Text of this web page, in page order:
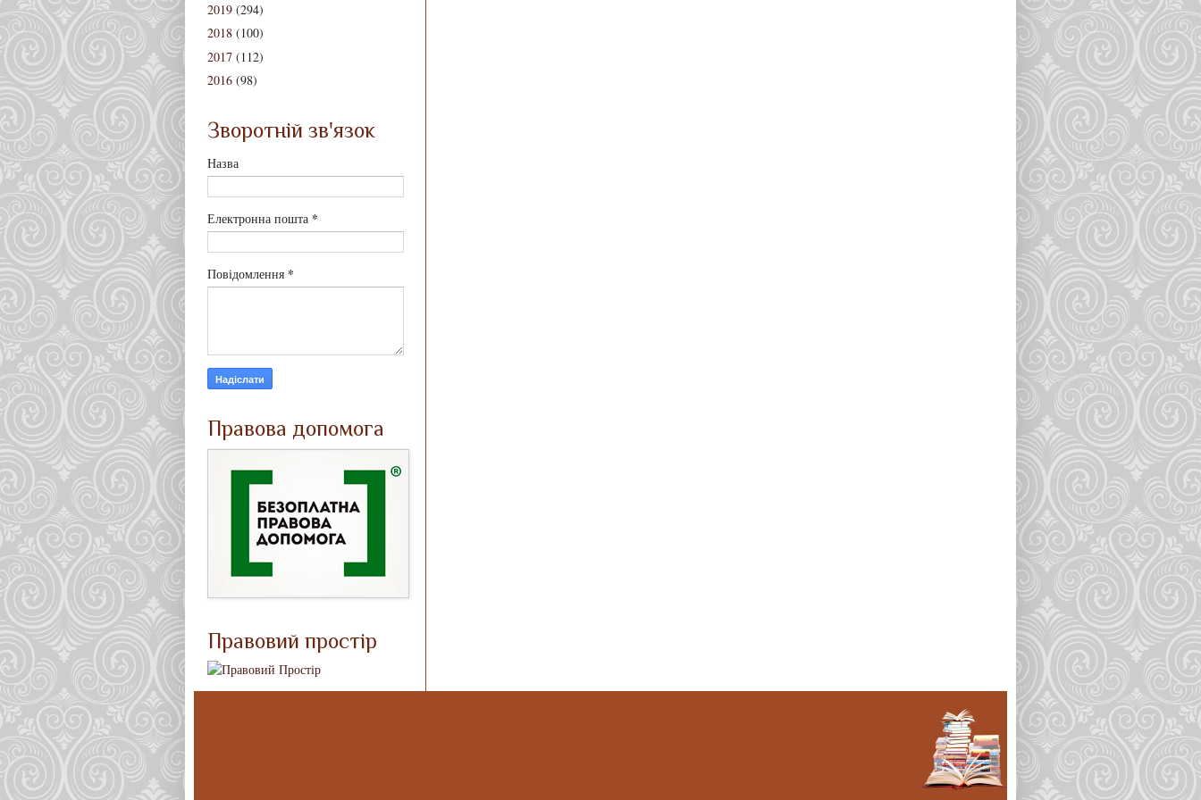
2019 (294)
2018 (100)
2017 (112)
2016 (98)
Зворотній зв'язок
Назва
Електронна пошта *
Повідомлення *
Правова допомога
Правовий простір